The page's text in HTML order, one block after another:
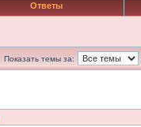
Ответы
Показать темы за: